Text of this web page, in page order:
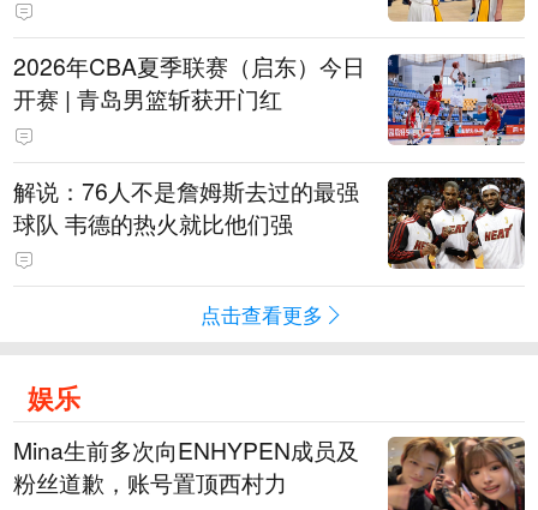
2026年CBA夏季联赛（启东）今日
开赛 | 青岛男篮斩获开门红
解说：76人不是詹姆斯去过的最强
球队 韦德的热火就比他们强
点击查看更多
娱乐
Mina生前多次向ENHYPEN成员及
粉丝道歉，账号置顶西村力